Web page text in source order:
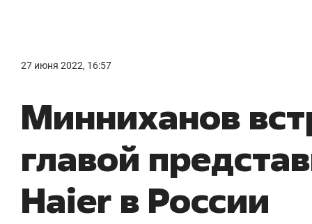
27 июня 2022, 16:57
Минниханов
главой
Haier в России
правил, бизнес может
потерять минимум
полгода»
Как бизнесу выйти на зарубежные
рынки, почему надо знать аксакалов и
чем интересен Оман?